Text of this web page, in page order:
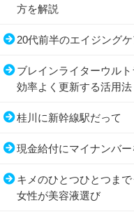
方を解説
20代前半のエイジング
ブレインライターウル
効率よく更新する活用法
桂川に新幹線駅だって
現金給付にマイナンバ
キメのひとつひとつま
女性が美容液選び